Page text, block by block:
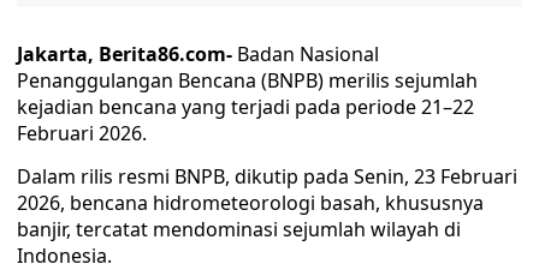
Jakarta, Berita86.com- Badan Nasional
Penanggulangan Bencana (BNPB) merilis sejumlah
kejadian bencana yang terjadi pada periode 21–22
Februari 2026.
Dalam rilis resmi BNPB, dikutip pada Senin, 23 Februari
2026, bencana hidrometeorologi basah, khususnya
banjir, tercatat mendominasi sejumlah wilayah di
Indonesia.